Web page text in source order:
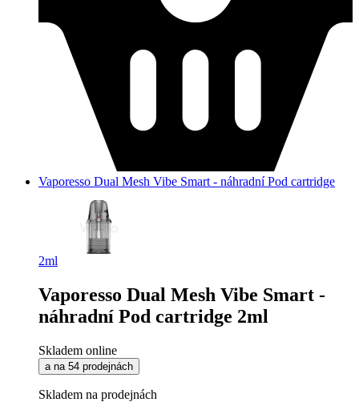
Vaporesso Dual Mesh Vibe Smart - náhradní Pod cartridge
2ml
Vaporesso Dual Mesh Vibe Smart -
náhradní Pod cartridge 2ml
Skladem online
a na 54 prodejnách
Skladem na prodejnách